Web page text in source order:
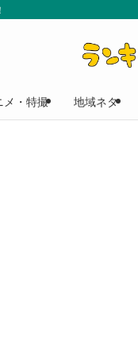
メ・特撮 地域ネタ